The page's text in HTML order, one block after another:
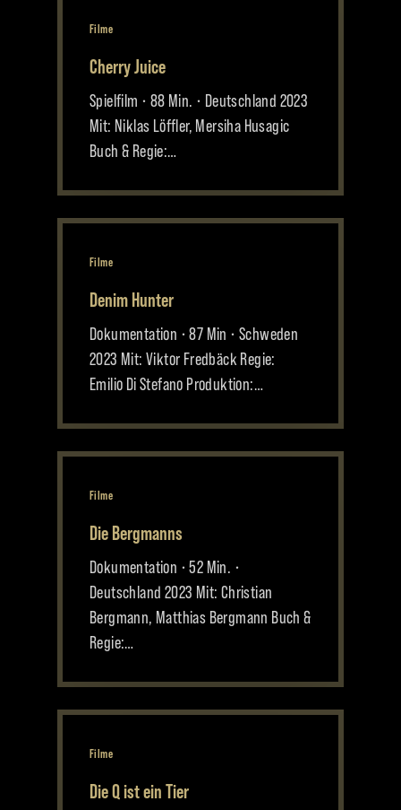
Filme
Cherry Juice
Spielfilm • 88 Min. • Deutschland 2023
Mit: Niklas Löffler, Mersiha Husagic
Buch & Regie:…
Filme
Denim Hunter
Dokumentation • 87 Min • Schweden
2023 Mit: Viktor Fredbäck Regie:
Emilio Di Stefano Produktion:…
Filme
Die Bergmanns
Dokumentation • 52 Min. •
Deutschland 2023 Mit: Christian
Bergmann, Matthias Bergmann Buch &
Regie:…
Filme
Die Q ist ein Tier